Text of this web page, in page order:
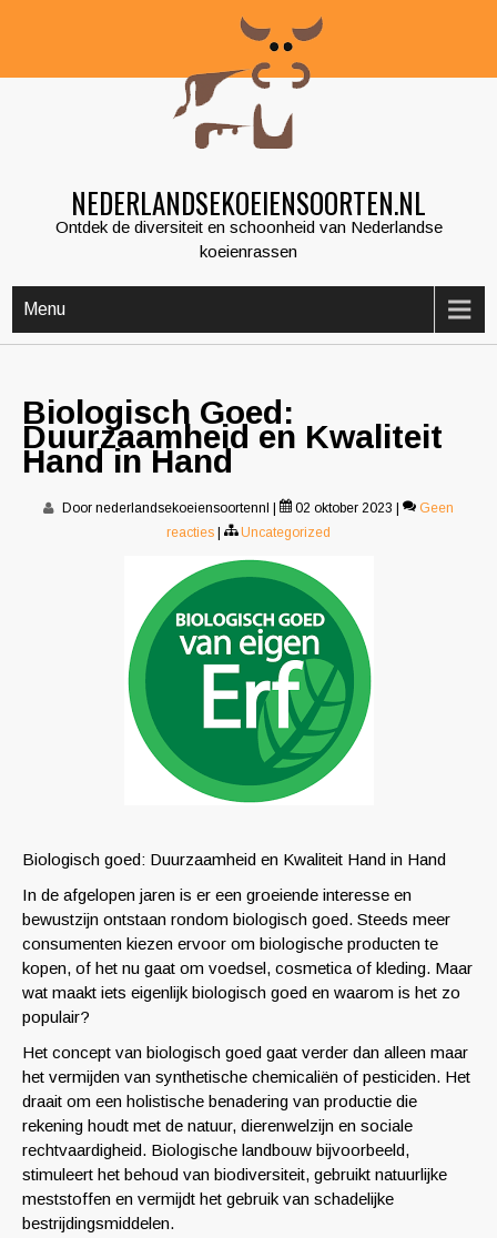
NEDERLANDSEKOEIENSOORTEN.NL
Ontdek de diversiteit en schoonheid van Nederlandse
koeienrassen
Menu
Biologisch Goed:
Duurzaamheid en Kwaliteit
Hand in Hand
Door nederlandsekoeiensoortennl 02 oktober 2023
Geen
reacties
Uncategorized
Biologisch goed: Duurzaamheid en Kwaliteit Hand in Hand
In de afgelopen jaren is er een groeiende interesse en
bewustzijn ontstaan rondom biologisch goed. Steeds meer
consumenten kiezen ervoor om biologische producten te
kopen, of het nu gaat om voedsel, cosmetica of kleding. Maar
wat maakt iets eigenlijk biologisch goed en waarom is het zo
populair?
Het concept van biologisch goed gaat verder dan alleen maar
het vermijden van synthetische chemicaliën of pesticiden. Het
draait om een holistische benadering van productie die
rekening houdt met de natuur, dierenwelzijn en sociale
rechtvaardigheid. Biologische landbouw bijvoorbeeld,
stimuleert het behoud van biodiversiteit, gebruikt natuurlijke
meststoffen en vermijdt het gebruik van schadelijke
bestrijdingsmiddelen.